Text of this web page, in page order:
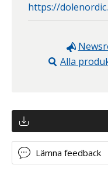
https://
Alla
Lämna feedback